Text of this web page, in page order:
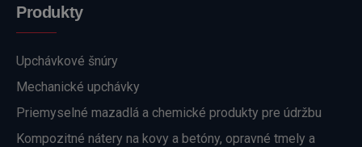
Produkty
Upchávkové šnúry
Mechanické upchávky
Priemyselné mazadlá a chemické produkty pre údržbu
Kompozitné nátery na kovy a betóny, opravné tmely a